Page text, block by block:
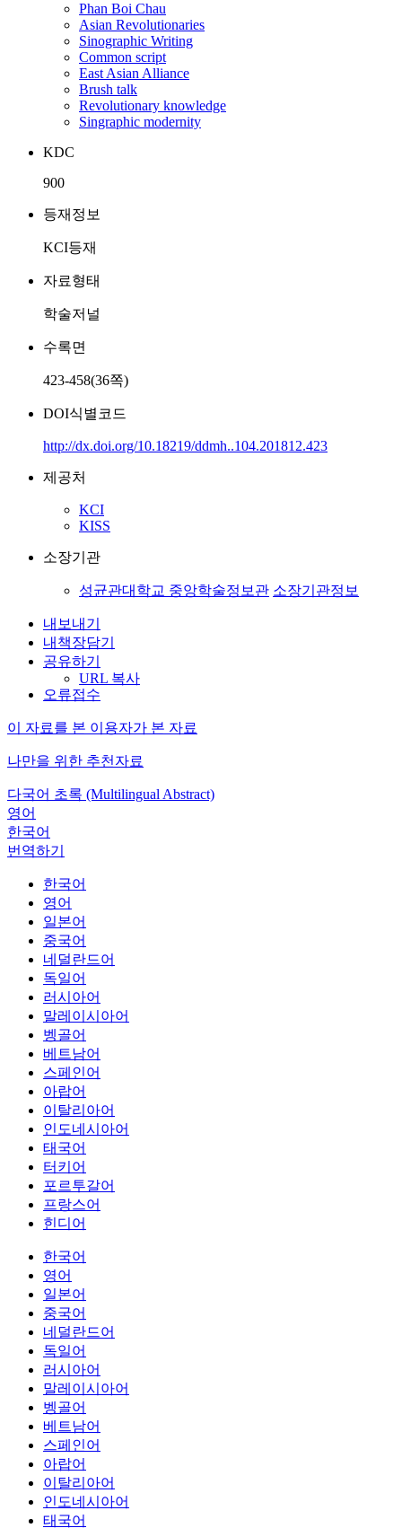
Phan Boi Chau
Asian Revolutionaries
Sinographic Writing
Common script
East Asian Alliance
Brush talk
Revolutionary knowledge
Singraphic modernity
KDC
900
등재정보
KCI등재
자료형태
학술저널
수록면
423-458(36쪽)
DOI식별코드
http://dx.doi.org/10.18219/ddmh..104.201812.423
제공처
KCI
KISS
소장기관
성균관대학교 중앙학술정보관 소장기관정보
내보내기
내책장담기
공유하기
URL 복사
오류접수
이 자료를 본 이용자가 본 자료
나만을 위한 추천자료
다국어 초록 (Multilingual Abstract)
영어
한국어
번역하기
한국어
영어
일본어
중국어
네덜란드어
독일어
러시아어
말레이시아어
벵골어
베트남어
스페인어
아랍어
이탈리아어
인도네시아어
태국어
터키어
포르투갈어
프랑스어
힌디어
한국어
영어
일본어
중국어
네덜란드어
독일어
러시아어
말레이시아어
벵골어
베트남어
스페인어
아랍어
이탈리아어
인도네시아어
태국어